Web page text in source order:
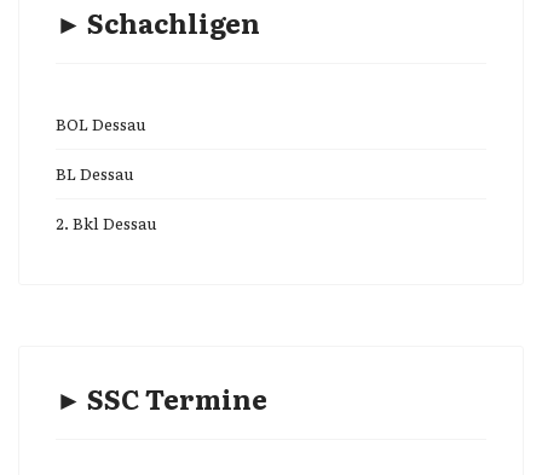
► Schachligen
BOL Dessau
BL Dessau
2. Bkl Dessau
► SSC Termine